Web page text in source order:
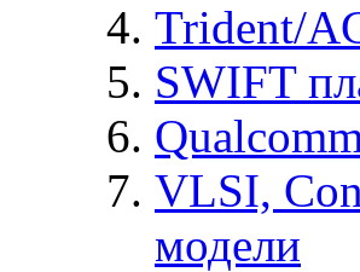
Trident/
SWIFT
VLSI,
модели